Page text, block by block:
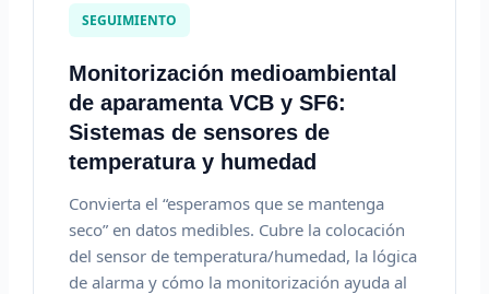
SEGUIMIENTO
Monitorización medioambiental
de aparamenta VCB y SF6:
Sistemas de sensores de
temperatura y humedad
Convierta el “esperamos que se mantenga
seco” en datos medibles. Cubre la colocación
del sensor de temperatura/humedad, la lógica
de alarma y cómo la monitorización ayuda al